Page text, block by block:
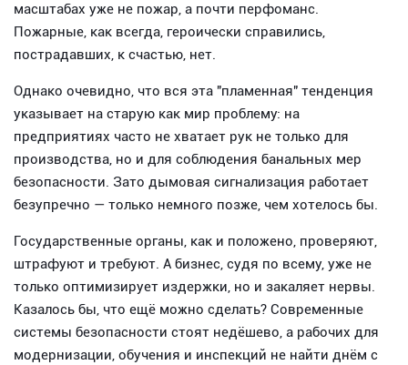
масштабах уже не пожар, а почти перфоманс.
Пожарные, как всегда, героически справились,
пострадавших, к счастью, нет.
Однако очевидно, что вся эта "пламенная" тенденция
указывает на старую как мир проблему: на
предприятиях часто не хватает рук не только для
производства, но и для соблюдения банальных мер
безопасности. Зато дымовая сигнализация работает
безупречно — только немного позже, чем хотелось бы.
Государственные органы, как и положено, проверяют,
штрафуют и требуют. А бизнес, судя по всему, уже не
только оптимизирует издержки, но и закаляет нервы.
Казалось бы, что ещё можно сделать? Современные
системы безопасности стоят недёшево, а рабочих для
модернизации, обучения и инспекций не найти днём с